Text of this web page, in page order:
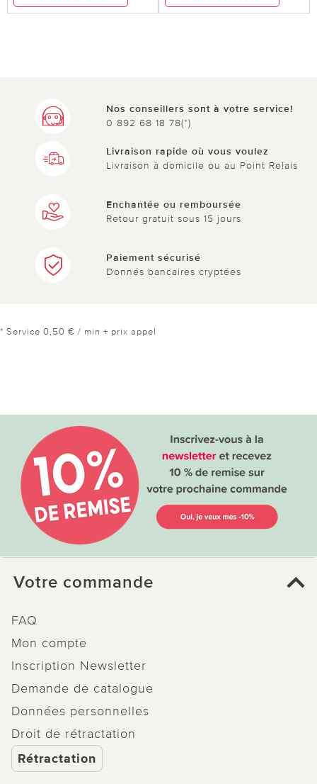
Nos conseillers sont à votre service!
0 892 68 18 78(*)
Livraison rapide où vous voulez
Livraison à domicile ou au Point Relais
Enchantée ou remboursée
Retour gratuit sous 15 jours
Paiement sécurisé
Donnés bancaires cryptées
* Service 0,50 € / min + prix appel
Votre commande
FAQ
Mon compte
Inscription Newsletter
Demande de catalogue
Données personnelles
Droit de rétractation
Rétractation